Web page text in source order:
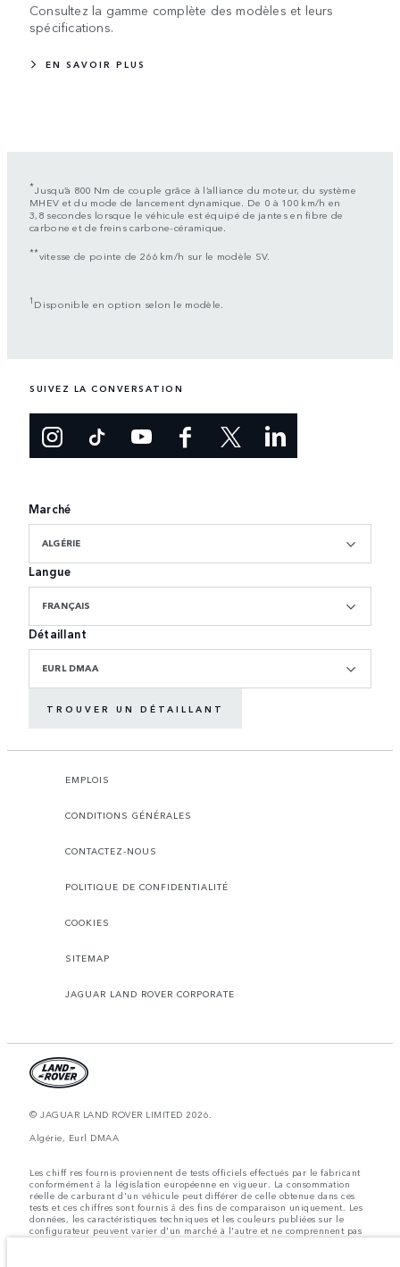
Consultez la gamme complète des modèles et leurs
spécifications.
EN SAVOIR PLUS
*Jusqu’à 800 Nm de couple grâce à l’alliance du moteur, du système
MHEV et du mode de lancement dynamique. De 0 à 100 km/h en
3,8 secondes lorsque le véhicule est équipé de jantes en fibre de
carbone et de freins carbone-céramique.
**vitesse de pointe de 266 km/h sur le modèle SV.
1 Disponible en option selon le modèle.
SUIVEZ LA CONVERSATION
Marché
ALGÉRIE
Langue
FRANÇAIS
Détaillant
EURL DMAA
TROUVER UN DÉTAILLANT
EMPLOIS
CONDITIONS GÉNÉRALES
CONTACTEZ-NOUS
POLITIQUE DE CONFIDENTIALITÉ
COOKIES
SITEMAP
JAGUAR LAND ROVER CORPORATE
© JAGUAR LAND ROVER LIMITED 2026.
Algérie, Eurl DMAA
Les chiff res fournis proviennent de tests officiels effectués par le fabricant
conformément å la législation européenne en vigueur. La consommation
réelle de carburant d'un véhicule peut différer de celle obtenue dans ces
tests et ces chiffres sont fournis å des fins de comparaison uniquement. Les
données, les caractéristiques techniques et les couleurs publiées sur le
configurateur peuvent varier d'un marché à l'autre et ne comprennent pas